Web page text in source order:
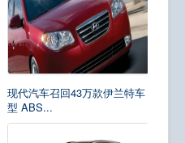
现代汽车召回43万款伊兰特车
型 ABS...